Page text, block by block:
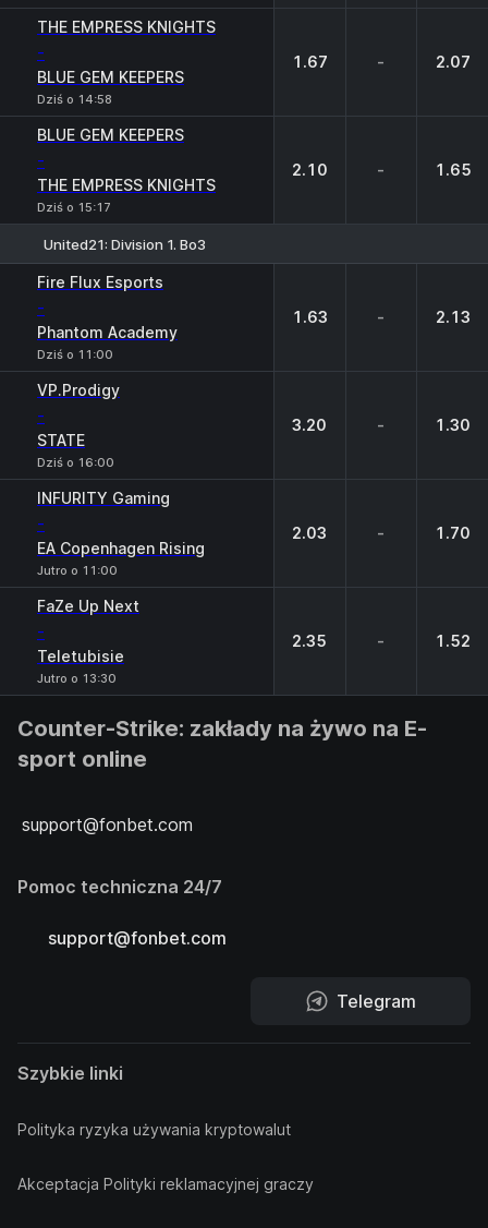
THE EMPRESS KNIGHTS
-
BLUE GEM KEEPERS
Dziś o 14:58
1.67 - 2.07
BLUE GEM KEEPERS
-
THE EMPRESS KNIGHTS
Dziś o 15:17
2.10 - 1.65
United21: Division 1. Bo3
Fire Flux Esports
-
Phantom Academy
Dziś o 11:00
1.63 - 2.13
VP.Prodigy
-
STATE
Dziś o 16:00
3.20 - 1.30
INFURITY Gaming
-
EA Copenhagen Rising
Jutro o 11:00
2.03 - 1.70
FaZe Up Next
-
Teletubisie
Jutro o 13:30
2.35 - 1.52
Counter-Strike: zakłady na żywo na E-
sport online
support@fonbet.com
Pomoc techniczna 24/7
support@fonbet.com
Telegram
Szybkie linki
Polityka ryzyka używania kryptowalut
Akceptacja Polityki reklamacyjnej graczy